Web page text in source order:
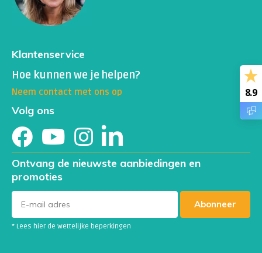
Klantenservice
Hoe kunnen we je helpen?
Neem contact met ons op
Volg ons
Ontvang de nieuwste aanbiedingen en
promoties
Abonneer
* Lees hier de wettelijke beperkingen
8.9